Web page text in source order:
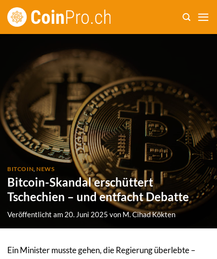
Zum
Inhalt
BITCOIN,NEWS
Bitcoin-Skandal erschüttert
Tschechien – und entfacht Debatte
Veröffentlicht am 20. Juni 2025 von M. Cihad Kökten
Ein Minister musste gehen, die Regierung überlebte –